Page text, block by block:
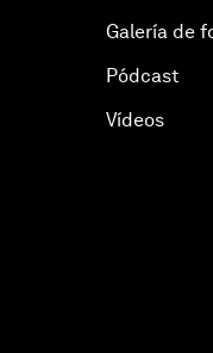
Galería de
Pódcast
Vídeos